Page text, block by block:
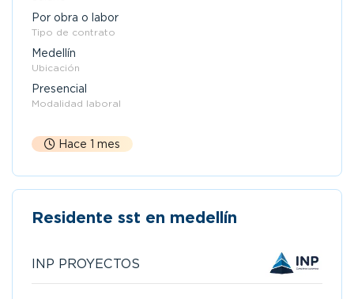
Por obra o labor
Tipo de contrato
Medellín
Ubicación
Presencial
Modalidad laboral
Hace 1 mes
Residente sst en medellín
INP PROYECTOS